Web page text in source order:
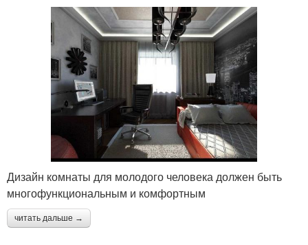
Дизайн комнаты для молодого человека должен быть
многофункциональным и комфортным
читать дальше →